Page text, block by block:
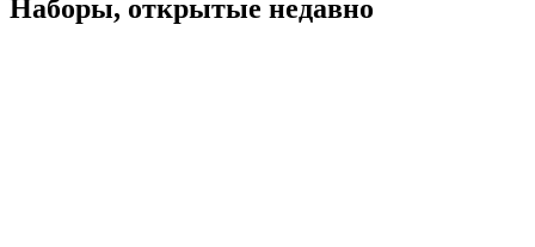
Наборы, открытые недавно